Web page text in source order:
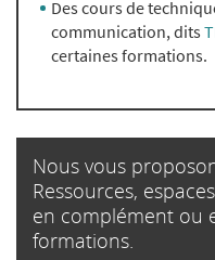
Des cours de
communication, dits
certaines formations.
Nous vous
Ressources,
en complément ou
formations.